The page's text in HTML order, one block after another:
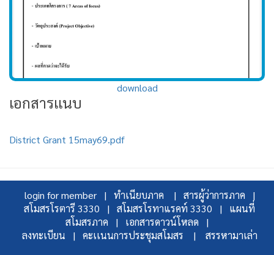
download
เอกสารเเนบ
District Grant 15may69.pdf
login for member | ทำเนียบภาค |
สารผู้ว่าการภาค |
สโมสรโรตารี 3330 |
สโมสรโรทาแรคท์ 3330 |
แผนที่
สโมสรภาค |
เอกสารดาวน์โหลด |
ลงทะเบียน |
คะเเนนการประชุมสโมสร | สรรหามาเล่า